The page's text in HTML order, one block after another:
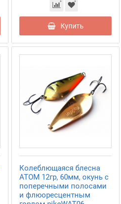
Купить
Колеблющаяся блесна
АТОМ 12гр, 60мм, окунь с
поперечными полосами
и флюоресцентным